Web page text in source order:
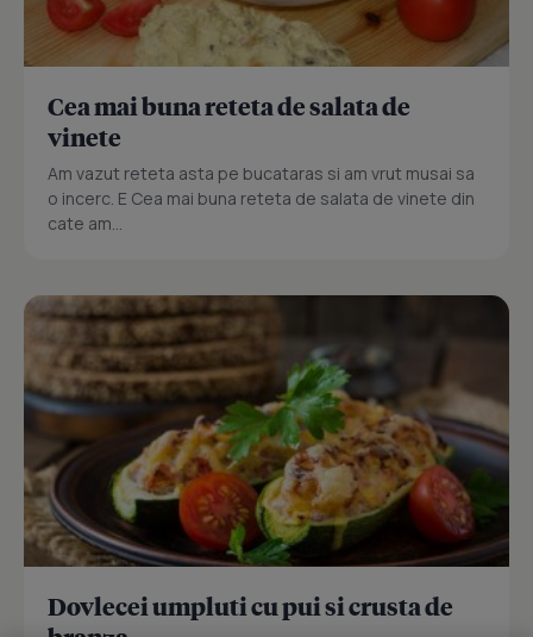
Cea mai buna reteta de salata de
vinete
Am vazut reteta asta pe bucataras si am vrut musai sa
o incerc. E Cea mai buna reteta de salata de vinete din
cate am...
Dovlecei umpluti cu pui si crusta de